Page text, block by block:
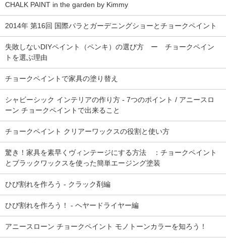
CHALK PAINT in the garden by Kimmy
2014年 第16回 国際バラとガーデニングショーとチョークペイント
失敗しないDIYペイント（ペンキ）の選び方 ー チョークペイン
トを選ぶ理由
チョークペイントで家具の塗り替え
シャビーシック インテリアの作り方 - 7つのポイント / アニースロ
ーン チョークペイントで出来ること
チョークペイント クリアーワックスの役割と使い方
驚き！家具を素早くヴィンテージにする方法 ：チョークペイント
とブラックワックスを使った簡単エージング塗装
ひび割れを作ろう - クラック剤編
ひび割れを作ろう！ - ヘヤードライヤー編
アニースローン チョークペイント モノトーンカラーを知ろう！